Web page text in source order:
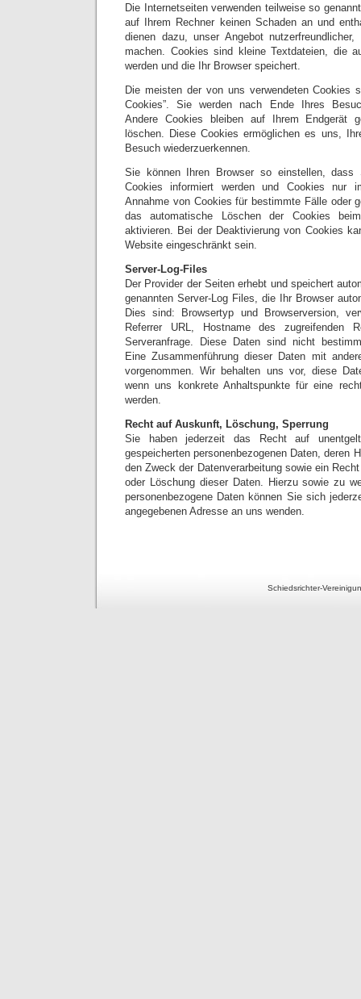
Die Internetseiten verwenden teilweise so
auf Ihrem Rechner keinen Schaden an und
dienen dazu, unser Angebot
machen. Cookies sind kleine Textdateien, die
werden und die Ihr Browser speichert.
Die meisten der von uns verwendeten Cookies
Cookies”. Sie werden nach Ende Ihres
Andere Cookies bleiben auf Ihrem Endgerät
löschen. Diese Cookies ermöglichen es uns,
Besuch wiederzuerkennen.
Sie können Ihren Browser so einstellen,
Cookies informiert werden und Cookies nur
Annahme von Cookies für bestimmte Fälle oder
das automatische Löschen der Cookies
aktivieren. Bei der Deaktivierung von Cookies
Website eingeschränkt sein.
Server-Log-Files
Der Provider der Seiten erhebt und speichert
genannten Server-Log Files, die Ihr Browser
Dies sind: Browsertyp und Browserversion,
Referrer URL, Hostname des zugreifenden
Serveranfrage. Diese Daten sind nicht
Eine Zusammenführung dieser Daten mit
vorgenommen. Wir behalten uns vor, diese
wenn uns konkrete Anhaltspunkte für eine
werden.
Recht auf Auskunft, Löschung, Sperrung
Sie haben jederzeit das Recht auf
gespeicherten personenbezogenen Daten, deren
den Zweck der Datenverarbeitung sowie ein
oder Löschung dieser Daten. Hierzu sowie zu
personenbezogene Daten können Sie sich
angegebenen Adresse an uns wenden.
Schiedsrichter-